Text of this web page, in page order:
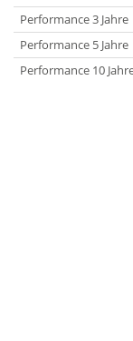
Performance 3 Jahre
Performance 5 Jahre
Performance 10